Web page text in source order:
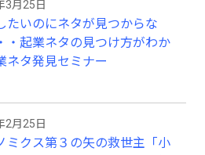
う気がしてきま
起業スタイルで
ら、初期費用ゼ
られるので、ハ
3月25日
たいのにネタが見つからな
・起業ネタの見つけ方がわか
ネタ発見セミナー
2月25日
ミクス第３の矢の救世主「小